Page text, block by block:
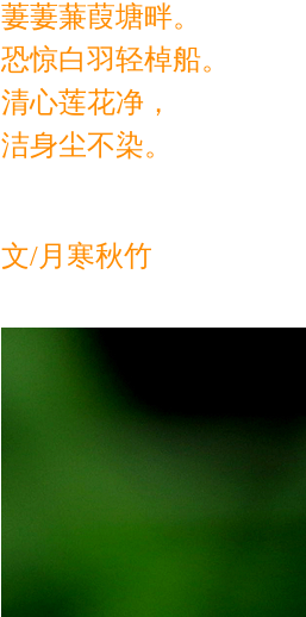
萋萋蒹葭塘畔。
恐惊白羽轻棹船。
清心莲花净，
洁身尘不染。
文/月寒秋竹